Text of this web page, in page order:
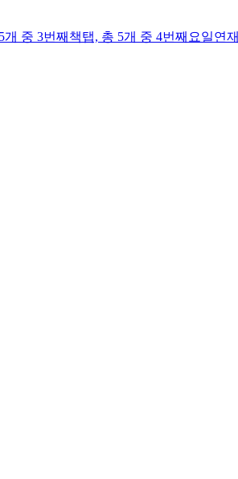
개 중 3번째 책탭, 총 5개 중 4번째 요일연재